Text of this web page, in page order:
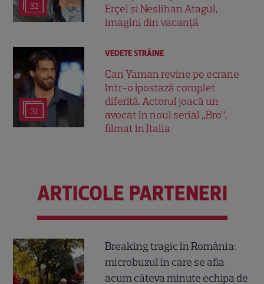
32
Erçel și Neslihan Atagül,
imagini din vacanță
31
VEDETE STRĂINE
Can Yaman revine pe ecrane
într-o ipostază complet
diferită. Actorul joacă un
avocat în noul serial „Bro”,
filmat în Italia
ARTICOLE PARTENERI
Breaking tragic în România:
microbuzul în care se afla
acum câteva minute echipa de